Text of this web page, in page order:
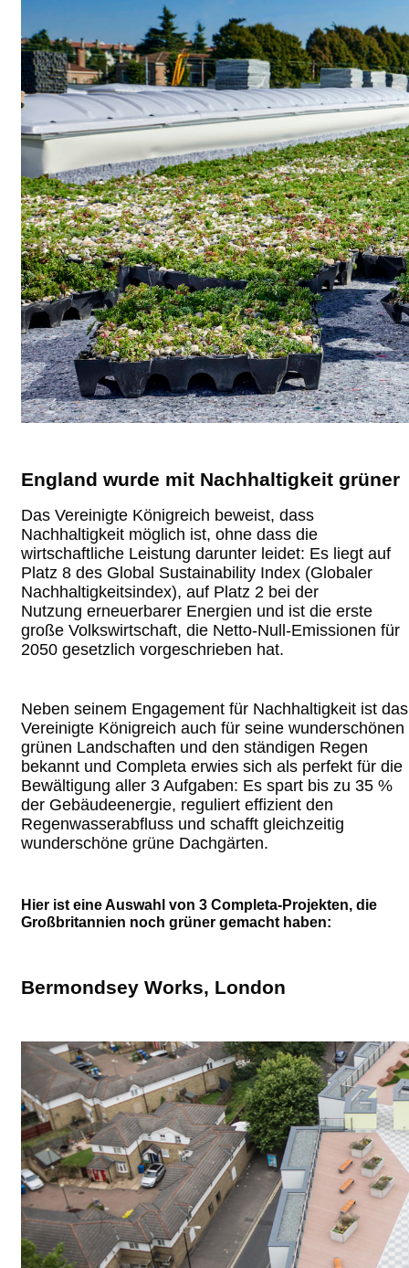
England wurde mit Nachhaltigkeit grüner
Das Vereinigte Königreich beweist, dass
Nachhaltigkeit möglich ist, ohne dass die
wirtschaftliche Leistung darunter leidet: Es liegt auf
Platz 8 des Global Sustainability Index (Globaler
Nachhaltigkeitsindex), auf Platz 2 bei der
Nutzung erneuerbarer Energien und ist die erste
große Volkswirtschaft, die Netto-Null-Emissionen für
2050 gesetzlich vorgeschrieben hat.
Neben seinem Engagement für Nachhaltigkeit ist das
Vereinigte Königreich auch für seine wunderschönen
grünen Landschaften und den ständigen Regen
bekannt und Completa erwies sich als perfekt für die
Bewältigung aller 3 Aufgaben: Es spart bis zu 35 %
der Gebäudeenergie, reguliert effizient den
Regenwasserabfluss und schafft gleichzeitig
wunderschöne grüne Dachgärten.
Hier ist eine Auswahl von 3 Completa-Projekten, die
Großbritannien noch grüner gemacht haben:
Bermondsey Works, London